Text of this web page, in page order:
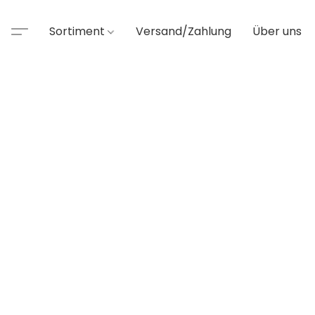
Sortiment Versand/Zahlung Über uns